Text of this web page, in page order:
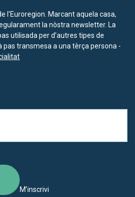
l'Euroregion. Marcant aquela casa,
la nòstra newsletter. La
utilisada per d’autres tipes de
pas transmesa a una tèrça persona -
M’inscrivi